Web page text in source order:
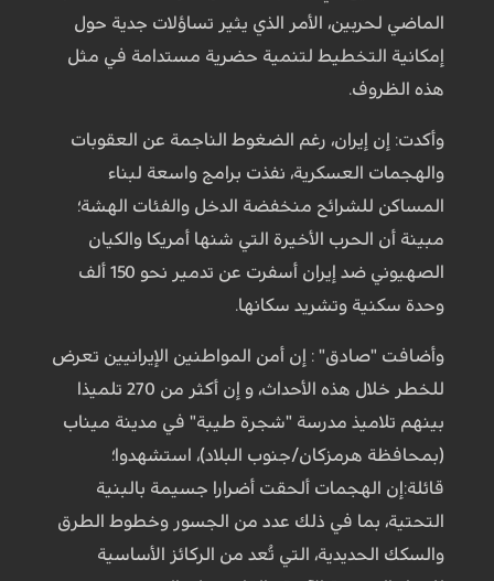
الماضي لحربين، الأمر الذي يثير تساؤلات جدية حول
إمكانية التخطيط لتنمية حضرية مستدامة في مثل
هذه الظروف.
وأكدت: إن إيران، رغم الضغوط الناجمة عن العقوبات
والهجمات العسكرية، نفذت برامج واسعة لبناء
المساكن للشرائح منخفضة الدخل والفئات الهشة؛
مبينة أن الحرب الأخيرة التي شنها أمريكا والكيان
الصهيوني ضد إيران أسفرت عن تدمير نحو 150 ألف
وحدة سكنية وتشريد سكانها.
وأضافت "صادق" : إن أمن المواطنين الإيرانيين تعرض
للخطر خلال هذه الأحداث، و إن أكثر من 270 تلميذا
بينهم تلاميذ مدرسة "شجرة طيبة" في مدينة ميناب
(بمحافظة هرمزكان/جنوب البلاد)، استشهدوا؛
قائلة:إن الهجمات ألحقت أضرارا جسيمة بالبنية
التحتية، بما في ذلك عدد من الجسور وخطوط الطرق
والسكك الحديدية، التي تُعد من الركائز الأساسية